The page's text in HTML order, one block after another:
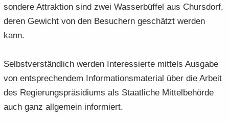
son­de­re At­trak­ti­on sind zwei Was­ser­büf­fel aus Ch­urs­dorf,
deren Ge­wicht von den Be­su­chern ge­schätzt wer­den
kann.
Selbst­ver­ständ­lich wer­den In­ter­es­sier­te mit­tels Aus­ga­be
von ent­spre­chen­dem In­for­ma­ti­ons­ma­te­ri­al über die Ar­beit
des Re­gie­rungs­prä­si­di­ums als Staat­li­che Mit­tel­be­hör­de
auch ganz all­ge­mein in­for­miert.